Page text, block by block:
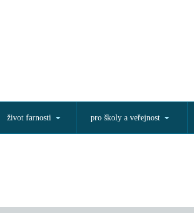
život farnosti pro školy a veřejnost